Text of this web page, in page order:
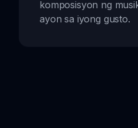
komposisyon ng
ayon sa iyong gusto.